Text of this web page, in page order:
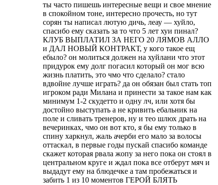
ты часто пишешь интересные вещи и свое мнение
в спокойном тоне, интересно прочесть, но тут
сорян ты написал лютую дичь, леау — хуйло,
спасибо ему сказать за то что 5 лет хуи пинал?
КЛУБ ВЫПЛАТИЛ ЗА НЕГО 20 ЛЯМОВ АЛЛО
и ДАЛ НОВЫЙ КОНТРАКТ, у кого такое ещ
ебыло? он молиться должен на хуйлани что этот
придурок ему долг погасил который он мог всю
жизнь платить, это чмо что сделало? стало
вдвойне лучше играть? да он обязан был стать топ
игроком ради Милана и принести за такое нам как
минимум 1-2 скудетто и одну лч, или хотя бы
достойно выступать а не кривить ебальник на
поле и сливать тренеров, ну и тео шлюх драть на
вечеринках, чмо он вот кто, я бы ему только в
спину харкнул, жаль ачерби его мало за волосы
оттаскал, в первые годы пускай спасибо команде
скажет которая рвала жопу за него пока он стоял в
центральном круге и ждал пока все отберут мяч и
выдадут ему на блюдечке а там пробежаться и
забить 1 из 10 моментов ГЕРОЙ БЛЯТЬ